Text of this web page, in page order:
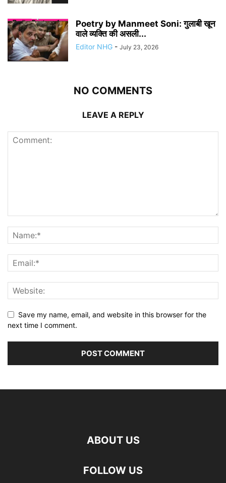
Poetry by Manmeet Soni: गुलाबी खून
वाले व्यक्ति की असली...
Editor NHG - July 23, 2026
NO COMMENTS
LEAVE A REPLY
Save my name, email, and website in this browser for the
next time I comment.
ABOUT US
FOLLOW US